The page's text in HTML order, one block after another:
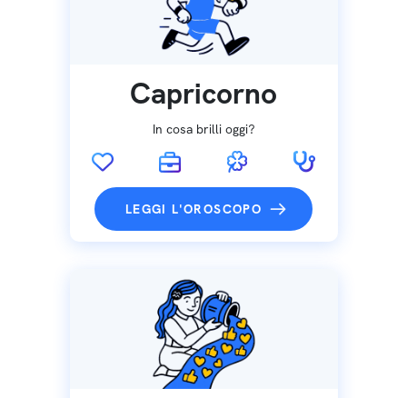
Capricorno
In cosa brilli oggi?
LEGGI L'OROSCOPO